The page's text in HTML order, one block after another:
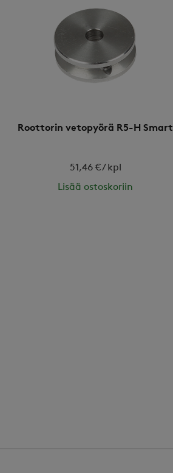
Roottorin vetopyörä R5-H Smart
51,46 € / kpl
Lisää ostoskoriin